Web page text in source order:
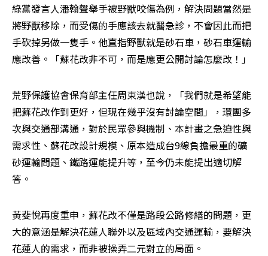
綠黨發言人潘翰聲舉手被野獸咬傷為例，解決問題當然是
將野獸移除，而受傷的手應該去就醫急診，不會因此而把
手砍掉另做一隻手。他直指野獸就是砂石車，砂石車運輸
應改善。「蘇花改非不可，而是應更公開討論怎麼改！」
荒野保護協會保育部主任周東漢也說，「我們就是希望能
把蘇花改作到更好，但現在幾乎沒有討論空間」，環團多
次與交通部溝通，對於民眾參與機制、本計畫之急迫性與
需求性、蘇花改設計規模、原本造成台9線負擔最重的礦
砂運輸問題、鐵路運能提升等，至今仍未能提出適切解
答。
黃斐悅再度重申，蘇花改不僅是路段公路修繕的問題，更
大的意涵是解決花蓮人聯外以及區域內交通運輸，要解決
花蓮人的需求，而非被操弄二元對立的局面。